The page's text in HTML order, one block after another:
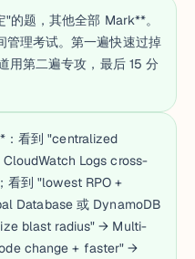
的题，其他全部 Mark**。
管理考试。第一遍快速过掉
用第二遍专攻，最后 15 分
看到 "centralized
Logs cross-
看到 "lowest RPO +
Database 或 DynamoDB
blast radius" → Multi-
change + faster" →